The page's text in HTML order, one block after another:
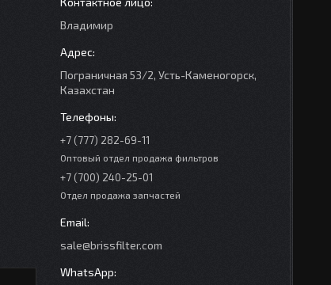
Владимир
Пограничная 53/2, Усть-Каменогорск,
Казахстан
+7 (777) 282-69-11
Оптовый отдел продажа фильтров
+7 (700) 240-25-01
Отдел продажа запчастей
sale@brissfilter.com